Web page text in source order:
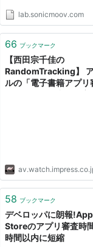
lab.sonicmoov.com
66 ブックマーク
【西田宗千佳の
RandomTracking】
ルの「電子書籍アプリ
58 ブックマーク
デベロッパに朗報!App
Storeのアプリ審査時
時間以内に短縮